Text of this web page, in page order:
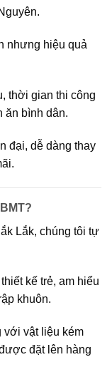
nhưng hiệu quả
thời gian thi công
ăn bình dân.
đại, dễ dàng thay
Lắk, chúng tôi tự
kế trẻ, am hiểu
khuôn.
với vật liệu kém
đặt lên hàng